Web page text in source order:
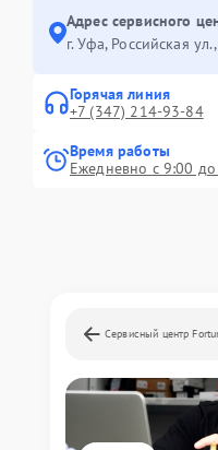
Адрес сервисного
г. Уфа, Российская
Горячая линия
+7 (347) 214-93-84
Время работы
Ежедневно с 9:00
Сервисный центр